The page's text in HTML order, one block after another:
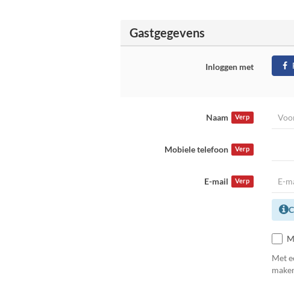
Gastgegevens
Inloggen met
Naam Verp
Mobiele telefoon Verp
E-mail Verp
Met